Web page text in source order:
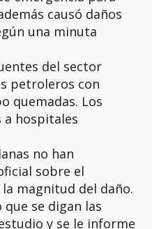
causó daños
una minuta
del sector
petroleros con
quemadas. Los
a hospitales
no han
sobre el
magnitud del daño.
se digan las
y se le informe